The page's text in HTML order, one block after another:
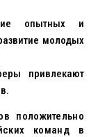
опытных и
молодых
привлекают
положительно
команд в